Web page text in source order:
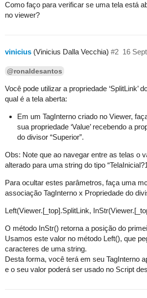
Como faço para verificar se uma tela está
no viewer?
vinicius (Vinicius Dalla Vecchia) 16
#2
@ronaldesantos
Você pode utilizar a propriedade ‘SplitLink’
qual é a tela aberta:
Em um TagInterno criado no Viewer,
sua propriedade ‘Value’ recebendo a
do divisor “Superior”.
Obs: Note que ao navegar entre as telas o
alterado para uma string do tipo
Para ocultar estes parâmetros, faça uma
associação TagInterno x Propriedade do
Left(Viewer.[_top].SplitLink,
O método InStr() retorna a posição do
Usamos este valor no método Left(), que
caracteres de uma string.
Desta forma, você terá em seu TagInterno
e o seu valor poderá ser usado no Script